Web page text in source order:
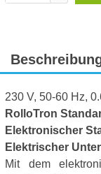
230 V, 50-60 Hz,
RolloTron
Elektronischer
Elektrischer
Mit dem